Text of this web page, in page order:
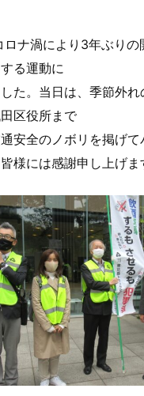
ロナ渦により3年ぶりの
る運動に
た。当日は、季節外
区役所まで
安全のノボリを掲げて
様には感謝申し上げま